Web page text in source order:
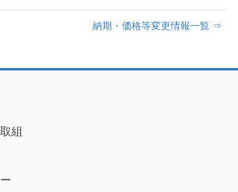
納期・価格等変更情報一覧 ⇒
組